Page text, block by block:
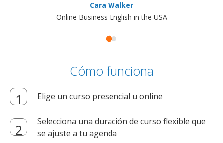
Cara Walker
Online Business English in the USA
Cómo funciona
Elige un curso presencial u online
Selecciona una duración de curso flexible que
se ajuste a tu agenda